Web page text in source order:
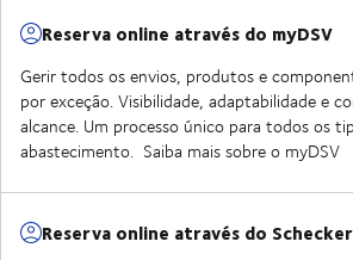
Reserva online através do myDSV
Gerir todos os envios, produtos e
por exceção. Visibilidade, adaptabilidade e
alcance. Um processo único para todos os
abastecimento. Saiba mais sobre o myDSV
Reserva online através do